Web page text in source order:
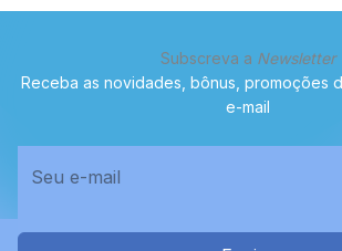
Subscreva a Newsletter
Receba as novidades, bônus, promoções
e-mail